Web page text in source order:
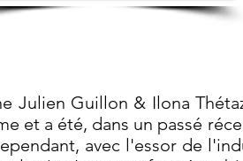
Julien Guillon & Ilona
et a été, dans un passé
avec l'essor de